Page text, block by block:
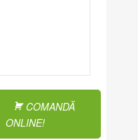
COMANDĂ
ONLINE!